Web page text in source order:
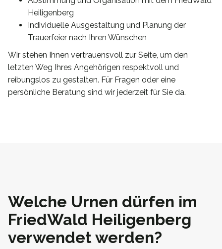
Heiligenberg
Individuelle Ausgestaltung und Planung der
Trauerfeier nach Ihren Wünschen
Wir stehen Ihnen vertrauensvoll zur Seite, um den
letzten Weg Ihres Angehörigen respektvoll und
reibungslos zu gestalten. Für Fragen oder eine
persönliche Beratung sind wir jederzeit für Sie da.
Welche Urnen dürfen im
FriedWald Heiligenberg
verwendet werden?